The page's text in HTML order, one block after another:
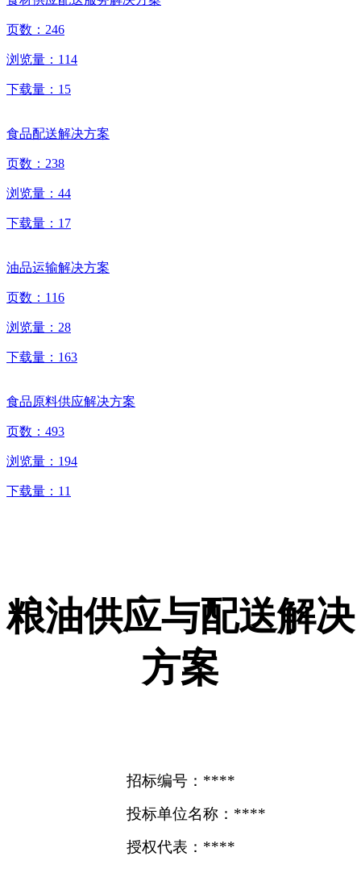
页数： 246
浏览量： 114
下载量： 15
食品配送解决方案
页数： 238
浏览量： 44
下载量： 17
油品运输解决方案
页数： 116
浏览量： 28
下载量： 163
食品原料供应解决方案
页数： 493
浏览量： 194
下载量： 11
粮油供应与配送解决
方案
招标编号：****
投标单位名称：****
授权代表：****